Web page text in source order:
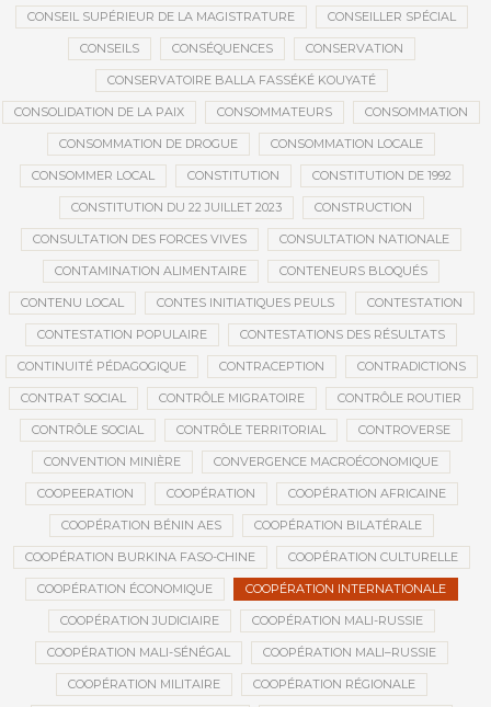
CONSEIL SUPÉRIEUR DE LA MAGISTRATURE CONSEILLER SPÉCIAL
CONSEILS CONSÉQUENCES CONSERVATION
CONSERVATOIRE BALLA FASSÉKÉ KOUYATÉ
CONSOLIDATION DE LA PAIX CONSOMMATEURS CONSOMMATION
CONSOMMATION DE DROGUE CONSOMMATION LOCALE
CONSOMMER LOCAL CONSTITUTION CONSTITUTION DE 1992
CONSTITUTION DU 22 JUILLET 2023 CONSTRUCTION
CONSULTATION DES FORCES VIVES CONSULTATION NATIONALE
CONTAMINATION ALIMENTAIRE CONTENEURS BLOQUÉS
CONTENU LOCAL CONTES INITIATIQUES PEULS CONTESTATION
CONTESTATION POPULAIRE CONTESTATIONS DES RÉSULTATS
CONTINUITÉ PÉDAGOGIQUE CONTRACEPTION CONTRADICTIONS
CONTRAT SOCIAL CONTRÔLE MIGRATOIRE CONTRÔLE ROUTIER
CONTRÔLE SOCIAL CONTRÔLE TERRITORIAL CONTROVERSE
CONVENTION MINIÈRE CONVERGENCE MACROÉCONOMIQUE
COOPEERATION COOPÉRATION COOPÉRATION AFRICAINE
COOPÉRATION BÉNIN AES COOPÉRATION BILATÉRALE
COOPÉRATION BURKINA FASO-CHINE COOPÉRATION CULTURELLE
COOPÉRATION ÉCONOMIQUE COOPÉRATION INTERNATIONALE
COOPÉRATION JUDICIAIRE COOPÉRATION MALI-RUSSIE
COOPÉRATION MALI-SÉNÉGAL COOPÉRATION MALI–RUSSIE
COOPÉRATION MILITAIRE COOPÉRATION RÉGIONALE